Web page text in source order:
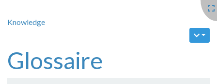
Knowledge
Glossaire